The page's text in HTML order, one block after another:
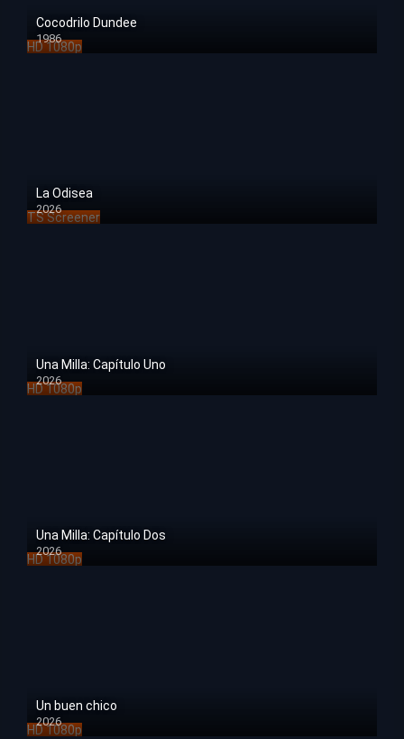
Cocodrilo Dundee
1986
HD 1080p
La Odisea
2026
TS Screener
Una Milla: Capítulo Uno
2026
HD 1080p
Una Milla: Capítulo Dos
2026
HD 1080p
Un buen chico
2026
HD 1080p